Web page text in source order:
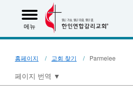
메뉴
홈페이지 교회 찾기 Parmelee
페이지 번역 ▼